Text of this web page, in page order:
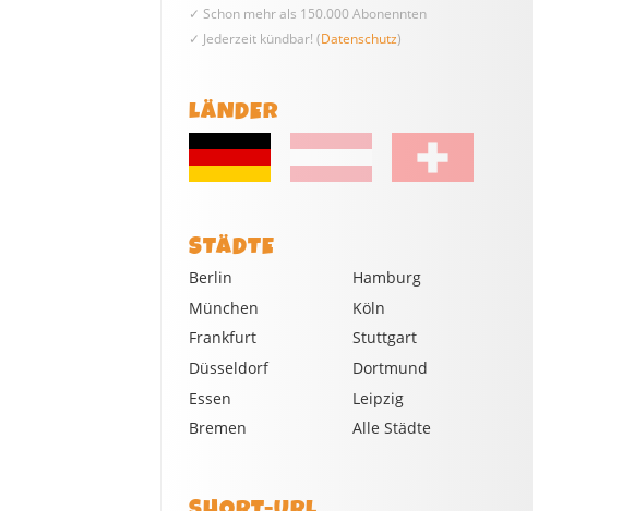
✓ Schon mehr als 150.000 Abonennten
✓ Jederzeit kündbar! (Datenschutz)
LÄNDER
STÄDTE
Berlin
Hamburg
München
Köln
Frankfurt
Stuttgart
Düsseldorf
Dortmund
Essen
Leipzig
Bremen
Alle Städte